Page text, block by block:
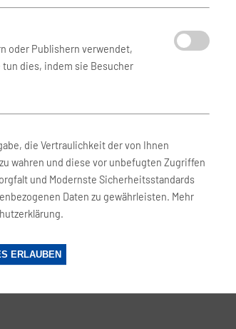
AirTuerk ab
Eurowings
oder Publishern verwendet,
dies, indem sie Besucher
die Vertraulichkeit der von Ihnen
wahren und diese vor unbefugten Zugriffen
und Modernste Sicherheitsstandards
Daten zu gewährleisten. Mehr
ERLAUBEN